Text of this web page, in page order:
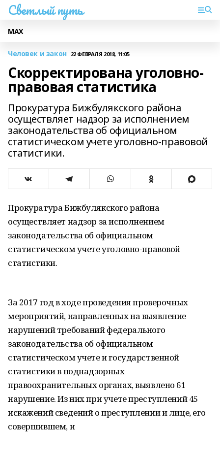
Светлый путь
МАХ
Человек и закон 22 ФЕВРАЛЯ 2018, 11:05
Скорректирована уголовно-
правовая статистика
Прокуратура Бижбулякского района
осуществляет надзор за исполнением
законодательства об официальном
статистическом учете уголовно-правовой
статистики.
Прокуратура Бижбулякского района
осуществляет надзор за исполнением
законодательства об официальном
статистическом учете уголовно-правовой
статистики.
За 2017 год в ходе проведения проверочных
мероприятий, направленных на выявление
нарушений требований федерального
законодательства об официальном
статистическом учете и государственной
статистики в поднадзорных
правоохранительных органах, выявлено 61
нарушение. Из них при учете преступлений 45
искажений сведений о преступлении и лице, его
совершившем, и